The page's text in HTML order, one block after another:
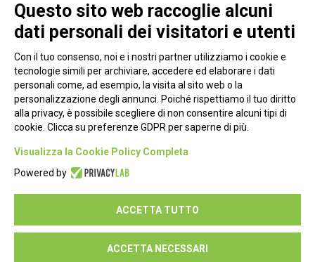
Piazza Alessandria, 24 - 00198 Roma
Privacy Policy
Seguici su:
Questo sito web raccoglie alcuni
dati personali dei visitatori e utenti
Con il tuo consenso, noi e i nostri partner utilizziamo i cookie e
tecnologie simili per archiviare, accedere ed elaborare i dati
personali come, ad esempio, la visita al sito web o la
personalizzazione degli annunci. Poiché rispettiamo il tuo diritto
alla privacy, è possibile scegliere di non consentire alcuni tipi di
cookie. Clicca su preferenze GDPR per saperne di più.
Visualizza la Cookie Policy Completa
Powered by
ACCETTA TUTTO
ACCETTA NECESSARI